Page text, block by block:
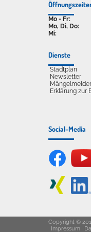
Mo - Fr:
Mo, Di, Do:
Mi:
Dienste
Stadtplan
Newsletter
Mängelmelder
Erklärung zur
Social-Media
Copyright ©
Impressum